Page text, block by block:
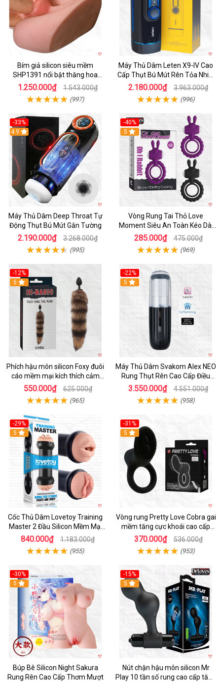
Bím giả silicon siêu mềm
SHP1391 nổi bật thăng hoa
hoàn hảo
1.250.000₫ 1.543.000₫
(997)
Máy Thủ Dâm Leten X9-IV Cao
Cấp Thụt Bú Mút Rên Tỏa Nhiệt
Sạc Pin
2.180.000₫ 3.963.000₫
(996)
-33%
Hot
4.9
Máy Thủ Dâm Deep Throat Tự
Động Thụt Bú Mút Gắn Tường
2.190.000₫ 3.268.000₫
(995)
-40%
5
Vòng Rung Tai Thỏ Love
Moment Siêu An Toàn Kéo Dài
Thời Gian
285.000₫ 475.000₫
(969)
-12%
Hot
5
Phích hậu môn silicon Foxy đuôi
cáo mềm mại kích thích cảm
giác mới
550.000₫ 625.000₫
(965)
-22%
5
Máy Thủ Dâm Svakom Alex NEO
Rung Thụt Rên Cao Cấp Điều
Khiển App
3.550.000₫ 4.551.000₫
(958)
-29%
Hot
5
Cốc Thủ Dâm Lovetoy Training
Master 2 Đầu Silicon Mềm Mại
Tiện Lợi
840.000₫ 1.183.000₫
(955)
-31%
5
Vòng rung Pretty Love Cobra gai
mềm tăng cực khoái cao cấp
chính hãng
370.000₫ 536.000₫
(953)
-30%
Hot
5
Búp Bê Silicon Night Sakura
Rung Rên Cao Cấp Thơm Mượt
-15%
Hot
5
Nút chặn hậu môn silicon Mr
Play 10 tần số rung cao cấp tăng